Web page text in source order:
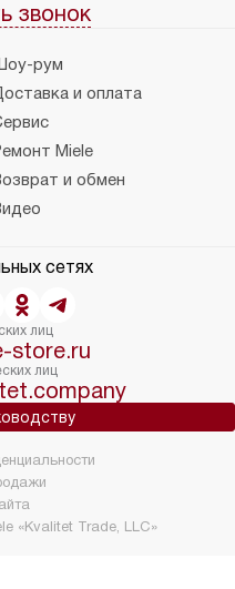
звонок
рум
и оплата
Miele
и обмен
сетях
лиц
store.ru
лиц
«Kvalitet Trade, LLC»